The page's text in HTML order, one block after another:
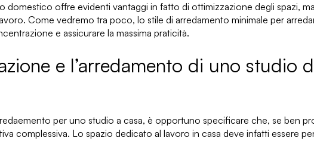
domestico offre evidenti vantaggi in fatto di ottimizzazione degli spazi,
. Come vedremo tra poco, lo stile di arredamento minimale per
e assicurare la massima praticità.
e l’arredamento di uno studio
per uno studio a casa, è opportuno specificare che, se ben
complessiva. Lo spazio dedicato al lavoro in casa deve infatti essere